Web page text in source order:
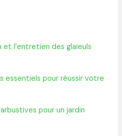
l’entretien des glaïeuls
essentiels pour réussir votre
pour un jardin